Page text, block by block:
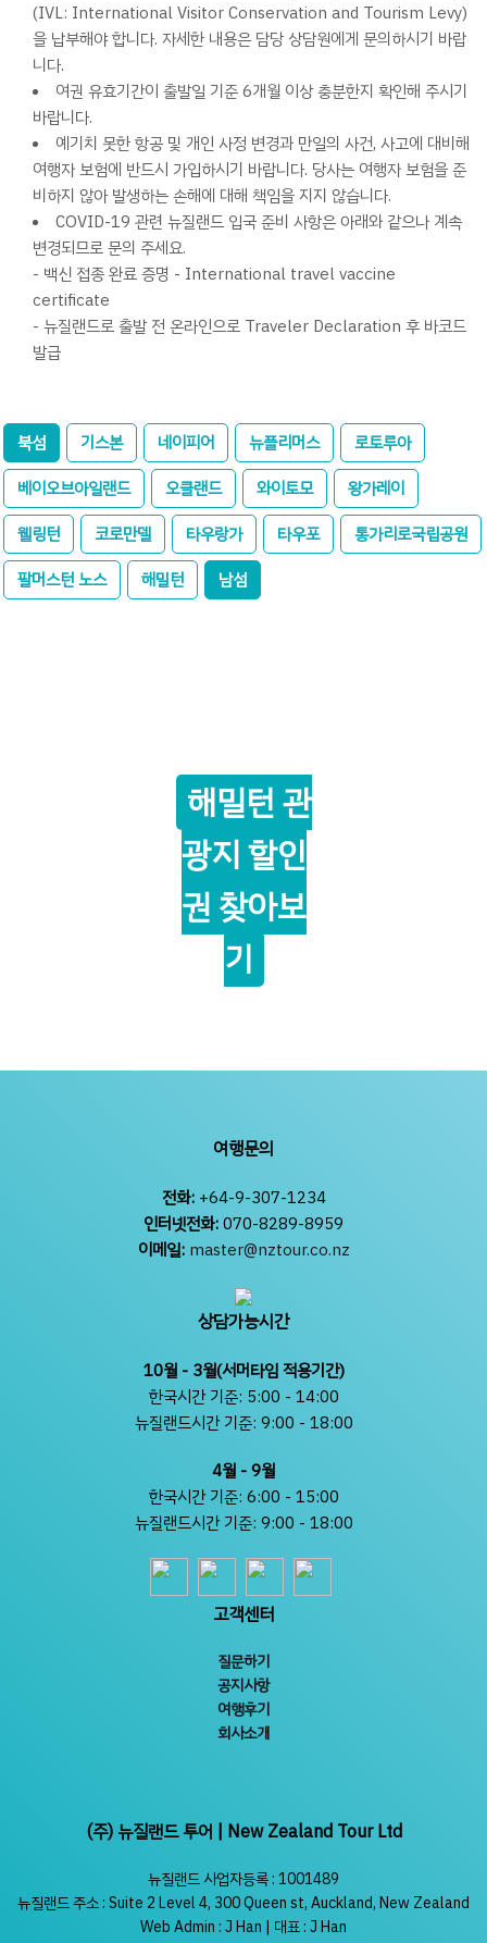
(IVL: International Visitor Conservation and Tourism Levy)
을 납부해야 합니다. 자세한 내용은 담당 상담원에게 문의하시기 바랍
니다.
여권 유효기간이 출발일 기준 6개월 이상 충분한지 확인해 주시기
바랍니다.
예기치 못한 항공 및 개인 사정 변경과 만일의 사건, 사고에 대비해
여행자 보험에 반드시 가입하시기 바랍니다. 당사는 여행자 보험을 준
비하지 않아 발생하는 손해에 대해 책임을 지지 않습니다.
COVID-19 관련 뉴질랜드 입국 준비 사항은 아래와 같으나 계속
변경되므로 문의 주세요.
- 백신 접종 완료 증명 - International travel vaccine
certificate
- 뉴질랜드로 출발 전 온라인으로 Traveler Declaration 후 바코드
발급
북섬 기스본 네이피어 뉴플리머스
로토루아
베이오브아일랜드
오클랜드 와이토모
왕가레이
웰링턴
코로만델 타우랑가 타우포
통가리로국립공원
팔머스턴 노스
해밀턴 남섬
해밀턴 관
광지 할인
권 찾아보
기
(주) 뉴질랜드 투어 | New Zealand Tour Ltd
뉴질랜드 사업자등록 : 1001489
뉴질랜드 주소 : Suite 2 Level 4, 300 Queen st, Auckland, New Zealand
Web Admin : J Han | 대표 : J Han
여행문의
전화:+64-9-307-1234
인터넷전화:070-8289-8959
이메일: master@nztour.co.nz
상담가능시간
10월 - 3월(서머타임 적용기간)
한국시간 기준: 5:00 - 14:00
뉴질랜드시간 기준: 9:00 - 18:00
4월 - 9월
한국시간 기준: 6:00 - 15:00
뉴질랜드시간 기준: 9:00 - 18:00
고객센터
질문하기
공지사항
여행후기
회사소개